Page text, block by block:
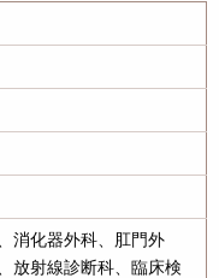
消化器外科、肛門外
放射線診断科、臨床検